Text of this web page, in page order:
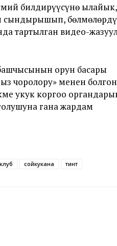
билдирүүсүнө ылайык,
сындырышып,
тартылган видео-
орун басары
чоролору» менен болгон
укук коргоо
гана жардам
сойкукана тинтүү